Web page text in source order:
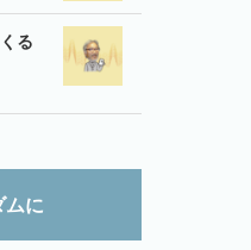
る
ムに